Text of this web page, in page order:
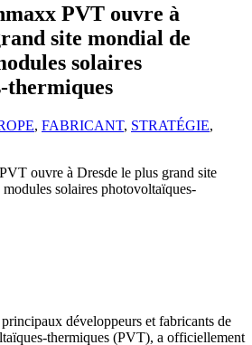
PVT ouvre à
site mondial de
solaires
thermiques
, FABRICANT, STRATÉGIE,
principaux développeurs et fabricants de
thermiques (PVT), a officiellement